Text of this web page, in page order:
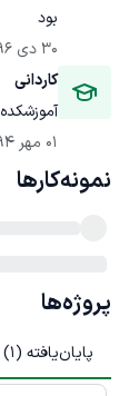
بود
30 دی 1396
کاردانی
01 مهر 1394
نمونه‌کارها
پروژه‌ها
پایان‌یافته (1
)